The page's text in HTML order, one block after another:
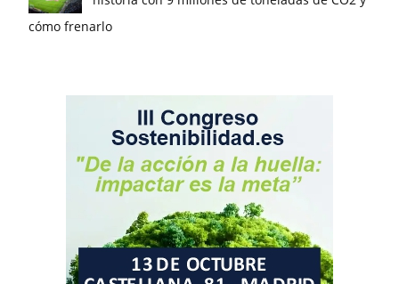
cómo frenarlo